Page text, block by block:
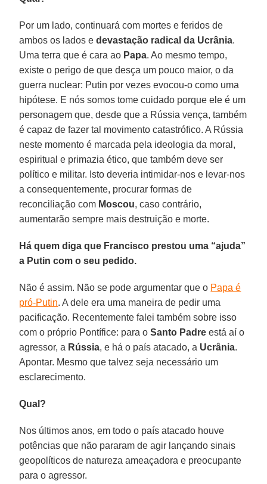
Por um lado, continuará com mortes e feridos de
ambos os lados edevastação radical da Ucrânia.
Uma terra que é cara ao Papa. Ao mesmo tempo,
existe o perigo de que desça um pouco maior, o da
guerra nuclear: Putin por vezes evocou-o como uma
hipótese. E nós somos tome cuidado porque ele é um
personagem que, desde que a Rússia vença, também
é capaz de fazer tal movimento catastrófico. A Rússia
neste momento é marcada pela ideologia da moral,
espiritual e primazia ético, que também deve ser
político e militar. Isto deveria intimidar-nos e levar-nos
a consequentemente, procurar formas de
reconciliação com Moscou, caso contrário,
aumentarão sempre mais destruição e morte.
Há quem diga que Francisco prestou uma “ajuda”
a Putin com o seu pedido.
Não é assim. Não se pode argumentar que o Papa é
pró-Putin. A dele era uma maneira de pedir uma
pacificação. Recentemente falei também sobre isso
com o próprio Pontífice: para oSanto Padre está aí o
agressor, a Rússia, e há o país atacado, a Ucrânia.
Apontar. Mesmo que talvez seja necessário um
esclarecimento.
Qual?
Nos últimos anos, em todo o país atacado houve
potências que não pararam de agir lançando sinais
geopolíticos de natureza ameaçadora e preocupante
para o agressor.